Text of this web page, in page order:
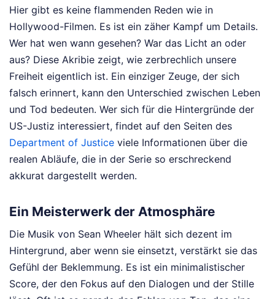
Hier gibt es keine flammenden Reden wie in
Hollywood-Filmen. Es ist ein zäher Kampf um Details.
Wer hat wen wann gesehen? War das Licht an oder
aus? Diese Akribie zeigt, wie zerbrechlich unsere
Freiheit eigentlich ist. Ein einziger Zeuge, der sich
falsch erinnert, kann den Unterschied zwischen Leben
und Tod bedeuten. Wer sich für die Hintergründe der
US-Justiz interessiert, findet auf den Seiten des
Department of Justice viele Informationen über die
realen Abläufe, die in der Serie so erschreckend
akkurat dargestellt werden.
Ein Meisterwerk der Atmosphäre
Die Musik von Sean Wheeler hält sich dezent im
Hintergrund, aber wenn sie einsetzt, verstärkt sie das
Gefühl der Beklemmung. Es ist ein minimalistischer
Score, der den Fokus auf den Dialogen und der Stille